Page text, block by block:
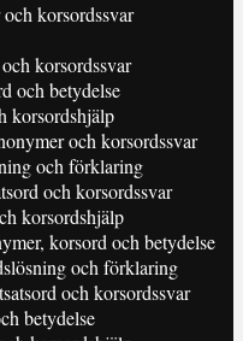
korsordssvar
korsordssvar
och betydelse
korsordshjälp
och korsordssvar
och förklaring
och korsordssvar
korsordshjälp
korsord och betydelse
och förklaring
och korsordssvar
betydelse